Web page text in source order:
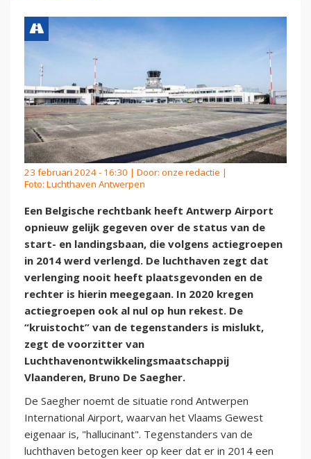
23 februari 2024 - 16:30 | Door: onze redactie |
Foto: Luchthaven Antwerpen
Een Belgische rechtbank heeft Antwerp Airport
opnieuw gelijk gegeven over de status van de
start- en landingsbaan, die volgens actiegroepen
in 2014 werd verlengd. De luchthaven zegt dat
verlenging nooit heeft plaatsgevonden en de
rechter is hierin meegegaan. In 2020 kregen
actiegroepen ook al nul op hun rekest. De
“kruistocht” van de tegenstanders is mislukt,
zegt de voorzitter van
Luchthavenontwikkelingsmaatschappij
Vlaanderen, Bruno De Saegher.
De Saegher noemt de situatie rond Antwerpen
International Airport, waarvan het Vlaams Gewest
eigenaar is, "hallucinant". Tegenstanders van de
luchthaven betogen keer op keer dat er in 2014 een